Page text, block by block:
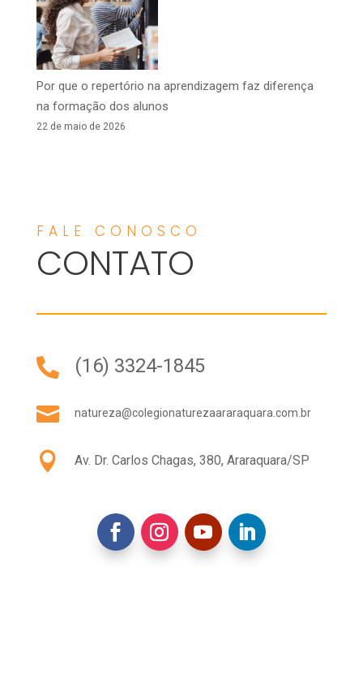
Por que o repertório na aprendizagem faz diferença
na formação dos alunos
22 de maio de 2026
FALE CONOSCO
CONTATO
 (16) 3324-1845
 natureza@colegionaturezaararaquara.com.br
 Av. Dr. Carlos Chagas, 380, Araraquara/SP